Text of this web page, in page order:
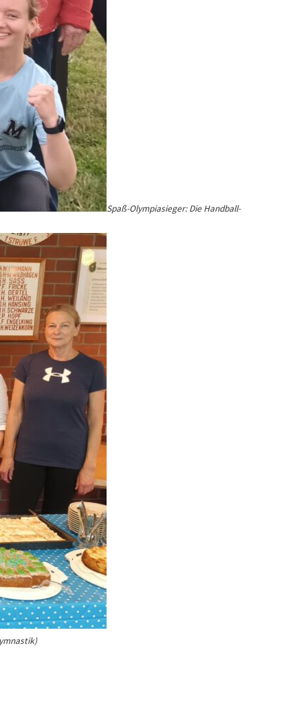
Spaß-Olympiasieger: Die Handball-